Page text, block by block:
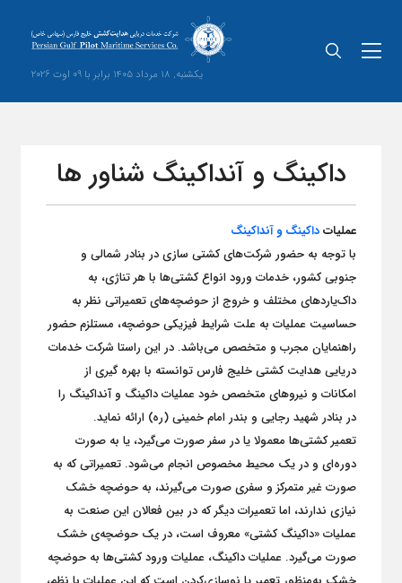
یکشنبه, 18 مرداد 1405 برابر با 09 اوت 2026
داکینگ و آنداکینگ شناور ها
عملیاتداکینگ و آنداکینگ
با توجه به حضور شرکت‌های کشتی سازی در بنادر شمالی و
جنوبی کشور، خدمات ورود انواع کشتی‌ها با هر تناژی، به
داک‌یاردهای مختلف و خروج از حوضچه‌های تعمیراتی نظر به
حساسیت عملیات به علت شرایط فیزیکی حوضچه، مستلزم حضور
راهنمایان مجرب و متخصص می‌باشد. در این راستا شرکت خدمات
دریایی هدایت کشتی خلیج فارس توانسته با بهره گیری از
امکانات و نیروهای متخصص خود عملیات داکینگ و آنداکینگ را
در بنادر شهید رجایی و بندر امام خمینی (ره) ارائه نماید.
تعمیر کشتی‌ها معمولا یا در سفر صورت می‌گیرد، یا به صورت
دوره‌ای و در یک محیط مخصوص انجام می‌شود. تعمیراتی که به
صورت غیر متمرکز و سفری صورت می‌گیرند، به حوضچه خشک
نیازی ندارند، اما تعمیرات دیگر که در بین فعالان این صنعت به
عملیات «داکینگ کشتی» معروف است، در یک حوضچه‌ی خشک
صورت می‌گیرد. عملیات داکینگ، عملیات ورود کشتی‌ها به حوضچه